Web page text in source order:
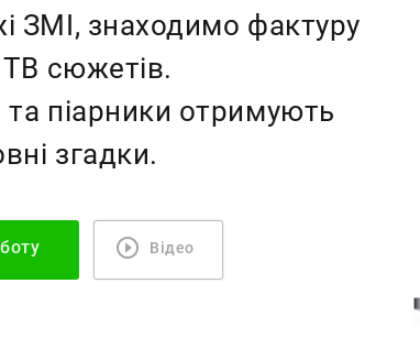
ЗМІ, знаходимо фактуру
ТВ сюжетів.
та піарники отримують
згадки.
Відео